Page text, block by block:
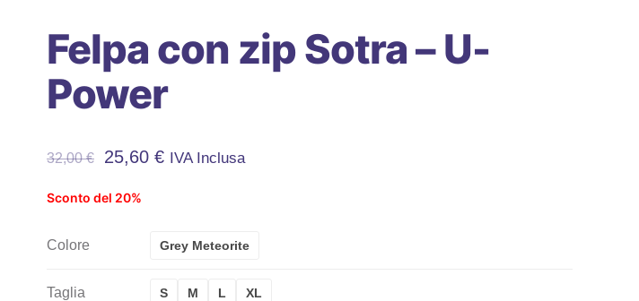
Felpa con zip Sotra – U-
Power
32,00€ 25,60 € IVA Inclusa
Sconto del 20%
Colore Grey Meteorite
Taglia S M L XL